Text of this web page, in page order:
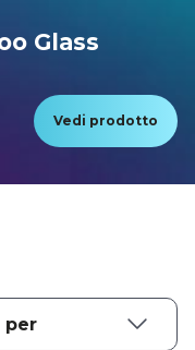
Glass
Vedi prodotto